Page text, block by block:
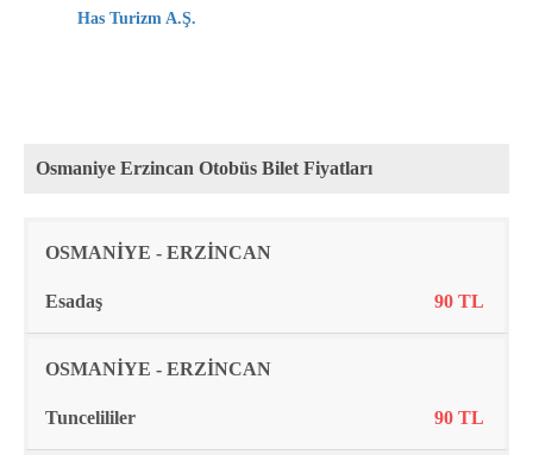
Has Turizm A.Ş.
Osmaniye Erzincan Otobüs Bilet Fiyatları
Rota Firma Fiyat
OSMANİYE - ERZİNCAN
Esadaş 90 TL
OSMANİYE - ERZİNCAN
Tuncelililer 90 TL